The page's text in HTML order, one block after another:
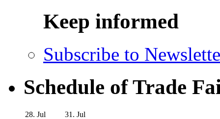
Keep informed
Subscribe to
Schedule of Trade
28. Jul
31. Jul